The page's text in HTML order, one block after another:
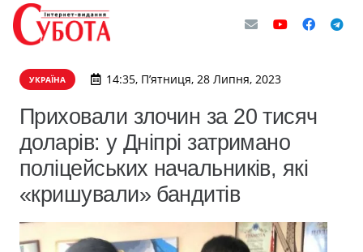
УКРАЇНА 14:35, П’ятниця, 28 Липня, 2023
Приховали злочин за 20 тисяч
доларів: у Дніпрі затримано
поліцейських начальників, які
«кришували» бандитів